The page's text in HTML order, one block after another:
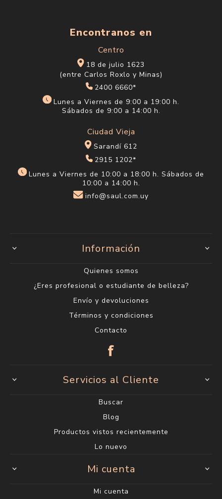
Encontranos en
Centro
18 de julio 1623
(entre Carlos Roxlo y Minas)
2400 6660*
Lunes a Viernes de 9:00 a 19:00 h.
Sábados de 9:00 a 14:00 h.
Ciudad Vieja
Sarandí 612
2915 1202*
Lunes a Viernes de 10:00 a 18:00 h. Sábados de
10:00 a 14:00 h.
info@saul.com.uy
Información
Quienes somos
¿Eres profesional o estudiante de belleza?
Envío y devoluciones
Términos y condiciones
Contacto
Servicios al Cliente
Buscar
Blog
Productos vistos recientemente
Lo nuevo
Mi cuenta
Mi cuenta